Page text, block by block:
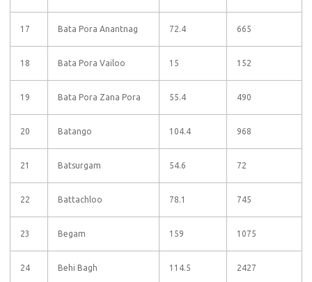
17 Bata Pora Anantnag 72.4 665
18 Bata Pora Vailoo 15 152
19 Bata Pora Zana Pora 55.4 490
20 Batango 104.4 968
21 Batsurgam 54.6 72
22 Battachloo 78.1 745
23 Begam 159 1075
24 Behi Bagh 114.5 2427